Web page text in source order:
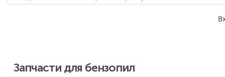
Запчасти для бензопил